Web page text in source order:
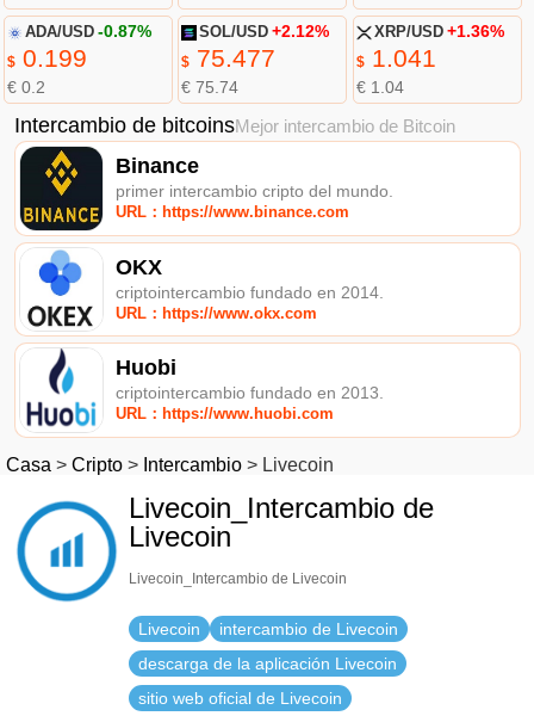
ADA/USD -0.87%
$0.199
€ 0.2
SOL/USD +2.12%
$ 75.477
€ 75.74
XRP/USD +1.36%
$1.041
€ 1.04
Intercambio de bitcoinsMejor intercambio de Bitcoin
Binance
primer intercambio cripto del mundo.
URL：https://www.binance.com
OKX
criptointercambio fundado en 2014.
URL：https://www.okx.com
Huobi
criptointercambio fundado en 2013.
URL：https://www.huobi.com
Casa > Cripto > Intercambio > Livecoin
Livecoin_Intercambio de
Livecoin
Livecoin_Intercambio de Livecoin
Livecoin
intercambio de Livecoin
descarga de la aplicación Livecoin
sitio web oficial de Livecoin